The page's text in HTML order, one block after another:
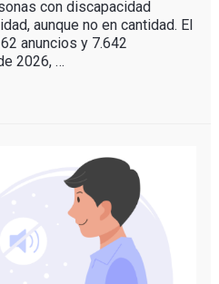
con discapacidad
aunque no en cantidad. El
anuncios y 7.642
2026, …